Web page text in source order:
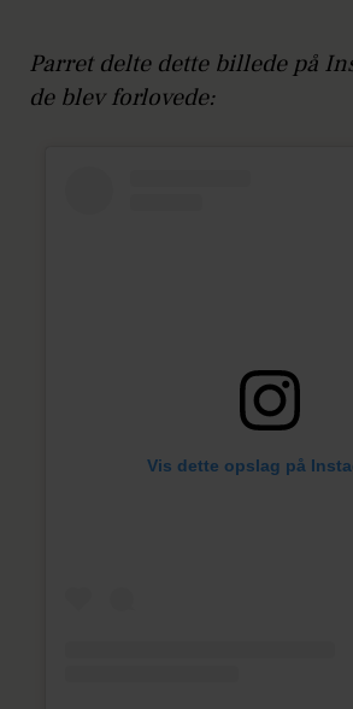
Parret delte dette billede på
de blev forlovede:
Vis dette opslag på